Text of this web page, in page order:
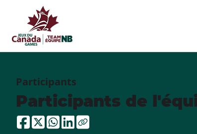
Participants
Participants de